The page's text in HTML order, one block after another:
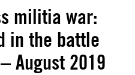
militia war:
in the battle
August 2019